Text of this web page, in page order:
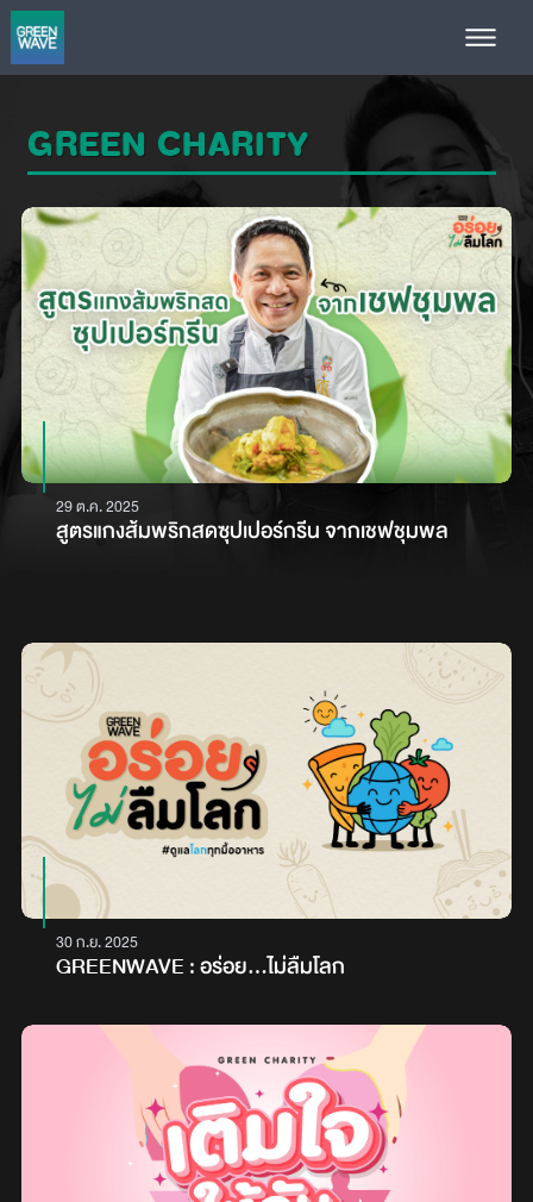
GREEN CHARITY
29 ต.ค. 2025
สูตรแกงส้มพริกสดซุปเปอร์กรีน จากเชฟชุมพล
30 ก.ย. 2025
GREENWAVE : อร่อย...ไม่ลืมโลก